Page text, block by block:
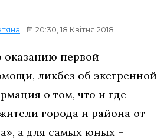
20:30, 18 Квітня 2018
оказанию первой
ликбез об экстренной
о том, что и где
города и района от
а для самых юных –